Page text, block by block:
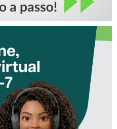
A ‘ALINE’,
VIRTUAL DO
7